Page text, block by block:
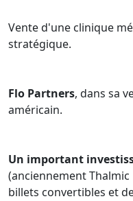
Vente d'une clinique
stratégique.
Flo Partners, dans sa
américain.
Un important
(anciennement
billets convertibles et